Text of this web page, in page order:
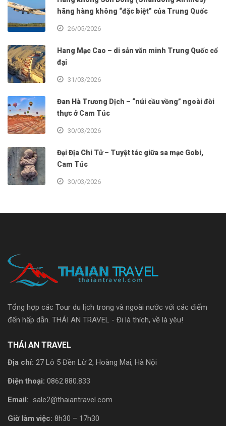
hãng hàng không “đặc biệt” của Trung Quốc
26/05/2026
Hang Mạc Cao – di sản văn minh Trung Quốc cổ
đại
31/03/2026
Đan Hà Trương Dịch – “núi cầu vồng” ngoài đời
thực ở Cam Túc
30/03/2026
Đại Địa Chi Tử – Tuyệt tác giữa sa mạc Gobi,
Cam Túc
30/03/2026
Tổng hợp các Tour du lịch trong và ngoài nước với các điểm
đến hấp dẫn. THÁI AN TRAVEL - Đi là thích, về là yêu!
THÁI AN TRAVEL
Địa chỉ: 27 Lô 5 Đền Lừ 2, Hoàng Mai, Hà Nội
Điện thoại: 0862.880.833
Email: sale2@thaiantravel.com
Giờ làm việc: 8h30 – 17h30